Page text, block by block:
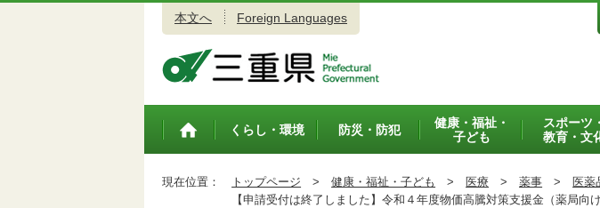
本文へ Foreign Languages
トップペ
くらし・環境 防災・防犯
健康・福祉・
子ども
スポーツ・
教育・文
現在位置： トップページ > 健康・福祉・子ども > 医療 > 薬事 > 医薬
【申請受付は終了しました】令和４年度物価高騰対策支援金（薬局向